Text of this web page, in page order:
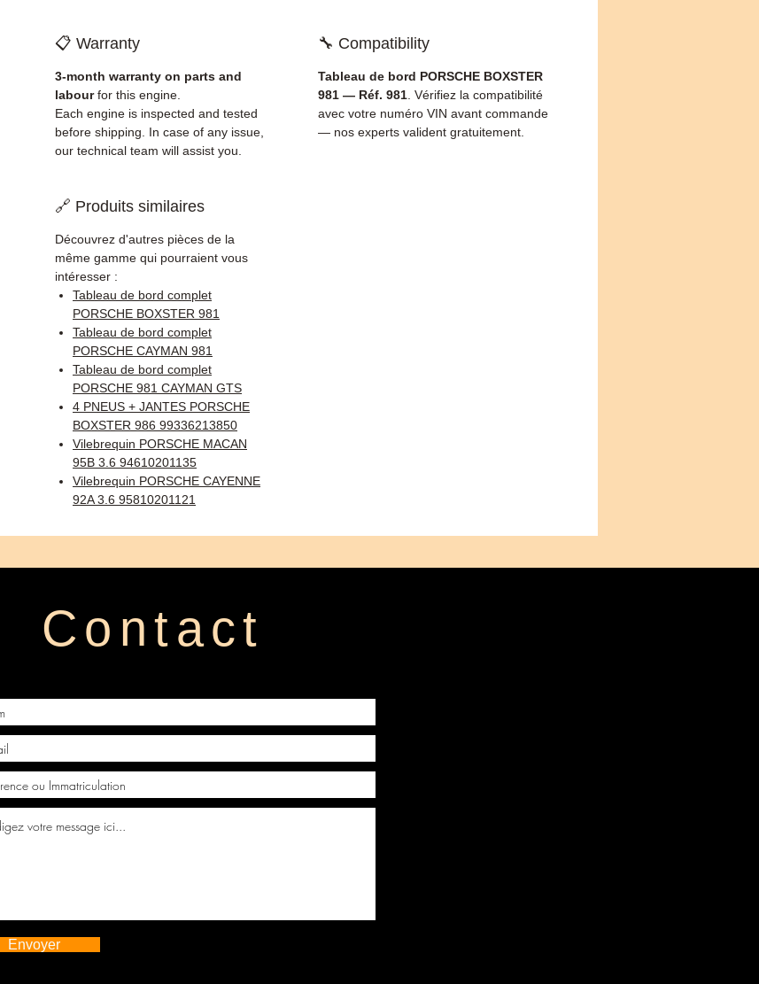
📋 Warranty
3-month warranty on parts and
labourfor this engine.
Each engine is inspected and tested
before shipping. In case of any issue,
our technical team will assist you.
🔧 Compatibility
Tableau de bord PORSCHE BOXSTER
981 — Réf. 981 . Vérifiez la compatibilité
avec votre numéro VIN avant commande
— nos experts valident gratuitement.
🔗 Produits similaires
Découvrez d'autres pièces de la
même gamme qui pourraient vous
intéresser :
Tableau de bord complet
PORSCHE BOXSTER 981
Tableau de bord complet
PORSCHE CAYMAN 981
Tableau de bord complet
PORSCHE 981 CAYMAN GTS
4 PNEUS + JANTES PORSCHE
BOXSTER 986 99336213850
Vilebrequin PORSCHE MACAN
95B 3.6 94610201135
Vilebrequin PORSCHE CAYENNE
92A 3.6 95810201121
Contact
Envoyer